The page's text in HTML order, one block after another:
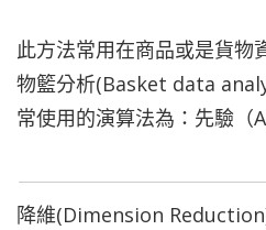
此方法常用在商品或是貨物
物籃分析(Basket data
常使用的演算法為：先驗（
降維(Dimension